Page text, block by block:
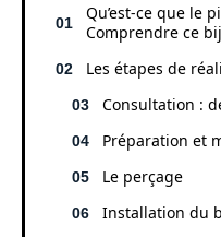
Qu’est-ce que le
Comprendre ce
Les étapes de
Consultation :
Préparation et
Le perçage
Installation du